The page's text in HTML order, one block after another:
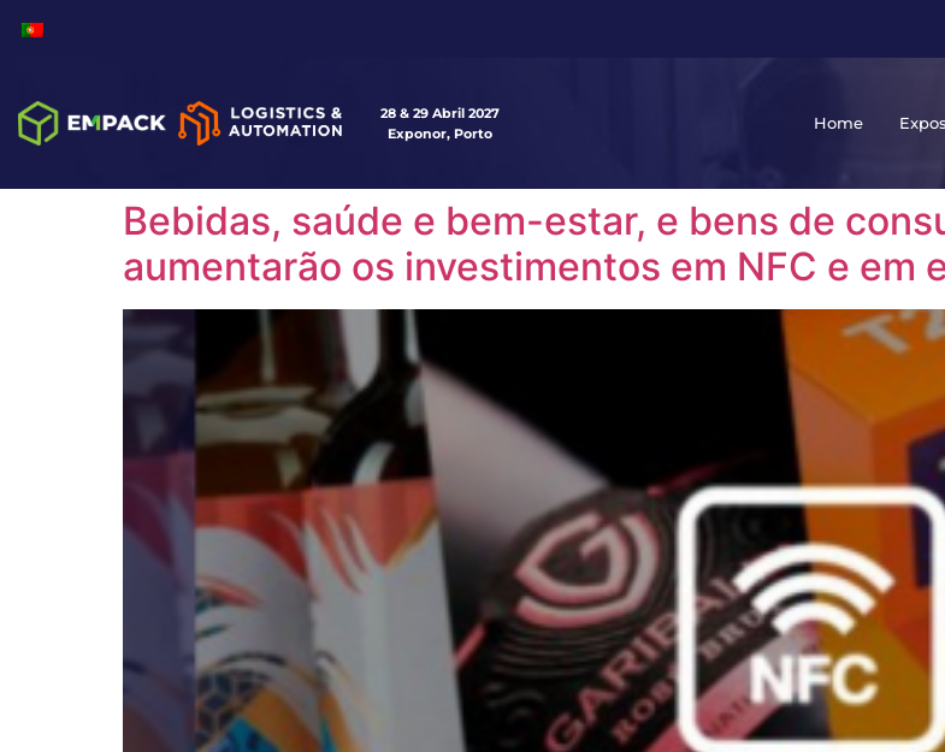
28 & 29 Abril 2027
Exponor, Porto
Home
Bebidas, saúde e bem-estar, e bens de
aumentarão os investimentos em NFC e em